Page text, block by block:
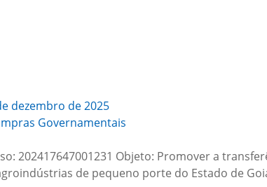
dezembro de 2025
Governamentais
202417647001231 Objeto: Promover a
de pequeno porte do Estado de